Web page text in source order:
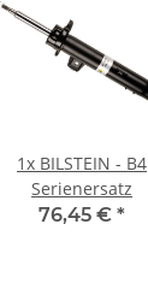
1x BILSTEIN - B4
Serienersatz
76,45 € *